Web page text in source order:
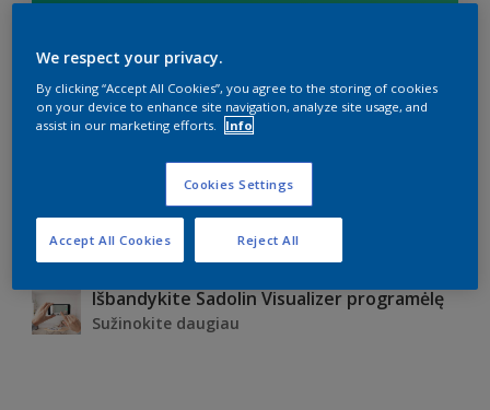
Select type of wood
Dark wood
Išbandykite Sadolin Visualizer programėlę
Sužinokite daugiau
We respect your privacy.
By clicking “Accept All Cookies”, you agree to the storing of cookies
on your device to enhance site navigation, analyze site usage, and
assist in our marketing efforts.
Info
Cookies Settings
Reject All
Accept All Cookies